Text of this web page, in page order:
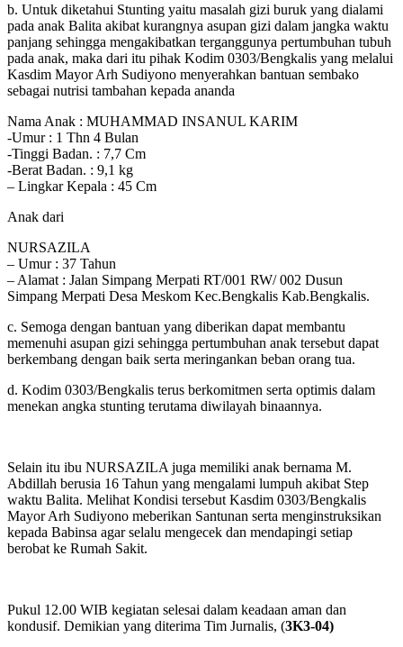
b. Untuk diketahui Stunting yaitu masalah gizi buruk yang dialami
pada anak Balita akibat kurangnya asupan gizi dalam jangka waktu
panjang sehingga mengakibatkan terganggunya pertumbuhan tubuh
pada anak, maka dari itu pihak Kodim 0303/Bengkalis yang melalui
Kasdim Mayor Arh Sudiyono menyerahkan bantuan sembako
sebagai nutrisi tambahan kepada ananda
Nama Anak : MUHAMMAD INSANUL KARIM
-Umur : 1 Thn 4 Bulan
-Tinggi Badan. : 7,7 Cm
-Berat Badan. : 9,1 kg
– Lingkar Kepala : 45 Cm
Anak dari
NURSAZILA
– Umur : 37 Tahun
– Alamat : Jalan Simpang Merpati RT/001 RW/ 002 Dusun
Simpang Merpati Desa Meskom Kec.Bengkalis Kab.Bengkalis.
c. Semoga dengan bantuan yang diberikan dapat membantu
memenuhi asupan gizi sehingga pertumbuhan anak tersebut dapat
berkembang dengan baik serta meringankan beban orang tua.
d. Kodim 0303/Bengkalis terus berkomitmen serta optimis dalam
menekan angka stunting terutama diwilayah binaannya.
Selain itu ibu NURSAZILA juga memiliki anak bernama M.
Abdillah berusia 16 Tahun yang mengalami lumpuh akibat Step
waktu Balita. Melihat Kondisi tersebut Kasdim 0303/Bengkalis
Mayor Arh Sudiyono meberikan Santunan serta menginstruksikan
kepada Babinsa agar selalu mengecek dan mendapingi setiap
berobat ke Rumah Sakit.
Pukul 12.00 WIB kegiatan selesai dalam keadaan aman dan
kondusif. Demikian yang diterima Tim Jurnalis, (3K3-04)